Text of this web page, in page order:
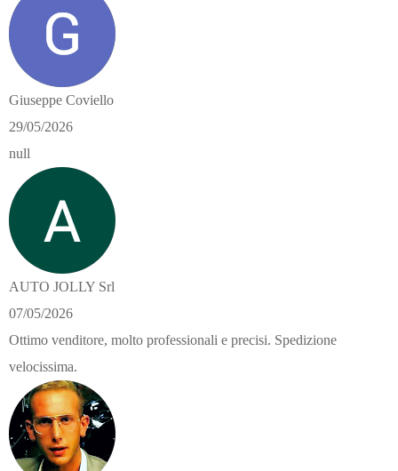
Giuseppe Coviello
29/05/2026
null
AUTO JOLLY Srl
07/05/2026
Ottimo venditore, molto professionali e precisi. Spedizione
velocissima.